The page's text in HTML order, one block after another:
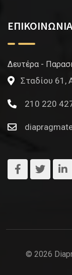
ΕΠΙΚΟΙΝΩΝΙΑ
Δευτέρα -
Σταδίου 61,
210 220
© 2026